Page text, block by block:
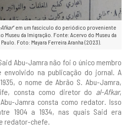
” em um fascículo do periódico proveniente
Museu da Imigração. Fonte: Acervo do Museu da
Foto: Mayara Ferreira Aranha (2023).
Abu-Jamra não foi o único membro
envolvido na publicação do jornal. A
o nome de Abrão S. Abu-Jamra,
consta como diretor do al-Afkar,
Jamra consta como redator. Isso
1904 a 1934, nas quais Said era
redator-chefe.